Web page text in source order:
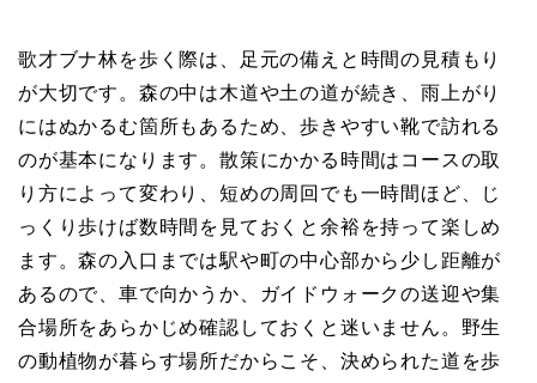
歌才ブナ林を歩く際は、足元の備えと時間の見積もり
が大切です。森の中は木道や土の道が続き、雨上がり
にはぬかるむ箇所もあるため、歩きやすい靴で訪れる
のが基本になります。散策にかかる時間はコースの取
り方によって変わり、短めの周回でも一時間ほど、じ
っくり歩けば数時間を見ておくと余裕を持って楽しめ
ます。森の入口までは駅や町の中心部から少し距離が
あるので、車で向かうか、ガイドウォークの送迎や集
合場所をあらかじめ確認しておくと迷いません。野生
の動植物が暮らす場所だからこそ、決められた道を歩